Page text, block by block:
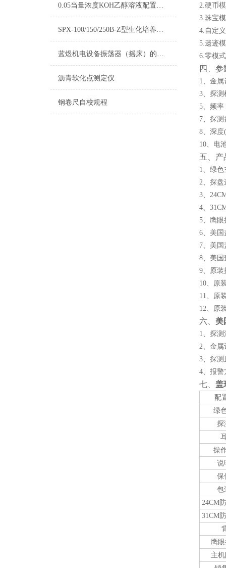
0.05当量浓度KOH乙醇溶液配置及标定
SPX-100/150/250B-Z型生化培养箱使用说明书
蓝煜机电设备振荡器（摇床）的分类介绍
沥青软化点测定仪
钢卷尺自校规程
2.硬币
3.珠宝
4.自定
5.遗迹
6.零模
四、
1、金
3、探
5、频
7、探测
8、深
10、电
五、产
1、绿
2、探
3、
4、
5、鹰
6、美
7、美
8、美
9、原
10、原
11、原
12、原
六、 美
1、探
2、金属
3、探
4、报警
七、 盖
配
绿
探
操
说
保
包
24CM
31CM
鹰
主